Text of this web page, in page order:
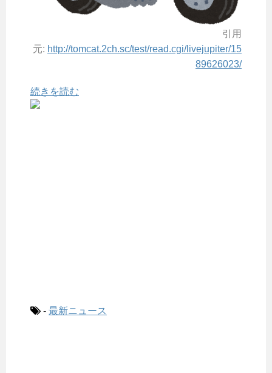
引用
元: http://tomcat.2ch.sc/test/read.cgi/livejupiter/15
89626023/
続きを読む
- 最新ニュース